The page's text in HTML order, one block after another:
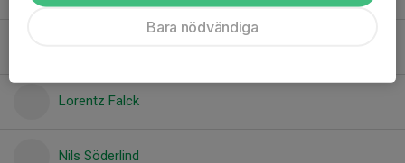
Lorentz Falck
Nils Söderlind
Bara nödvändiga